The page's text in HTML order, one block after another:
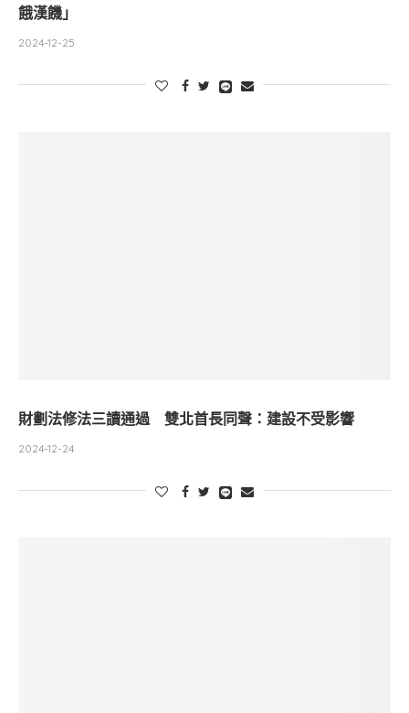
餓漢饑」
2024-12-25
財劃法修法三讀通過 雙北首長同聲：建設不受影響
2024-12-24